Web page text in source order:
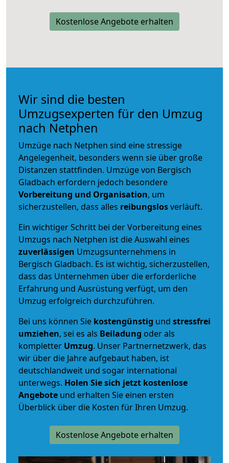
Kostenlose Angebote erhalten
Wir sind die besten
Umzugsexperten für den Umzug
nach Netphen
Umzüge nach Netphen sind eine stressige
Angelegenheit, besonders wenn sie über große
Distanzen stattfinden. Umzüge von Bergisch
Gladbach erfordern jedoch besondere
Vorbereitung und Organisation, um
sicherzustellen, dass alles reibungslosverläuft.
Ein wichtiger Schritt bei der Vorbereitung eines
Umzugs nach Netphen ist die Auswahl eines
zuverlässigen Umzugsunternehmens in
Bergisch Gladbach. Es ist wichtig, sicherzustellen,
dass das Unternehmen über die erforderliche
Erfahrung und Ausrüstung verfügt, um den
Umzug erfolgreich durchzuführen.
Bei uns können Sie kostengünstig und stressfrei
umziehen, sei es als Beiladung oder als
kompletter Umzug. Unser Partnernetzwerk, das
wir über die Jahre aufgebaut haben, ist
deutschlandweit und sogar international
unterwegs. Holen Sie sich jetzt kostenlose
Angebote und erhalten Sie einen ersten
Überblick über die Kosten für Ihren Umzug.
Kostenlose Angebote erhalten